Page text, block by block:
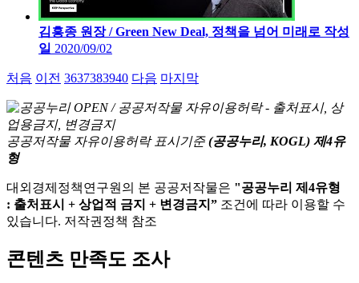
김흥종 원장 / Green New Deal, 정책을 넘어 미래로 작성
일 2020/09/02
처음 이전 3637383940 다음 마지막
공공저작물 자유이용허락 표시기준 (공공누리, KOGL) 제4유
형
대외경제정책연구원의 본 공공저작물은 "공공누리 제4유형
: 출처표시 + 상업적 금지 + 변경금지” 조건에 따라 이용할 수
있습니다. 저작권정책 참조
콘텐츠 만족도 조사